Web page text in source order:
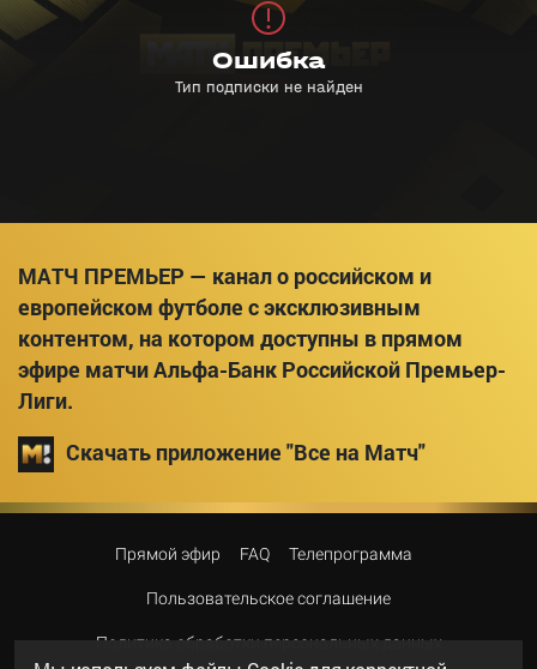
МАТЧ ПРЕМЬЕР — канал о российском и
европейском футболе с эксклюзивным
контентом, на котором доступны в прямом
эфире матчи Альфа-Банк Российской Премьер-
Лиги.
Скачать приложение "Все на Матч"
Прямой эфир FAQ Телепрограмма
Пользовательское соглашение
Политика обработки персональных данных